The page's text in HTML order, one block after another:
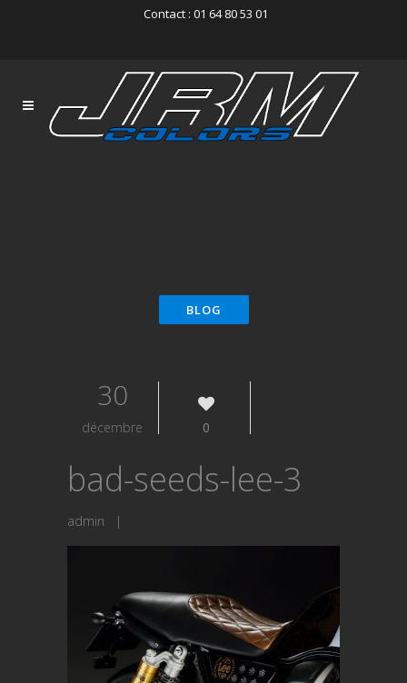
Contact : 01 64 80 53 01
30
décembre 0
bad-seeds-lee-3
admin |